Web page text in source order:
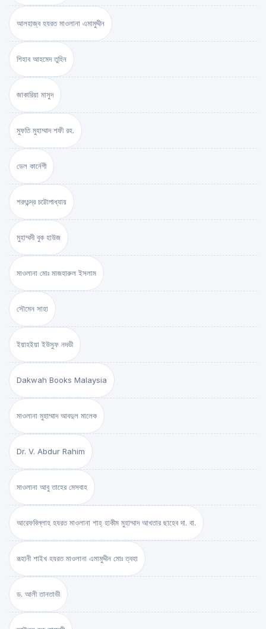
আলহাজ্ব হযরত মাওলানা এমামুদ্দীন
শিহাব আহমেদ তুহিন
জাকারিয়া মাসুদ
মুফতি মুহাম্মাদ শফী রহ.
ডেল কার্নেগী
শরৎচন্দ্র চট্টোপাধ্যায়
মুহাম্মদী বুক হাউজ
মাওলানা মোঃ মাজহারুল ইসলাম
সৌমেন সাহা
ইয়াহইয়া ইউসুফ নদভী
Dakwah Books Malaysia
মাওলানা মুহাম্মাদ আবদুল মালেক
Dr. V. Abdur Rahim
মাওলানা আবু তাহের মেসবাহ
আরেফবিল্লাহ হযরত মাওলানা শাহ্ হাকীম মুহাম্মাদ আখতার ছাহেব দা. বা.
রূহানী শাইখ হযরত মাওলানা এমামুদ্দীন মোঃ ত্বহা
ড. আলী তানতাভী